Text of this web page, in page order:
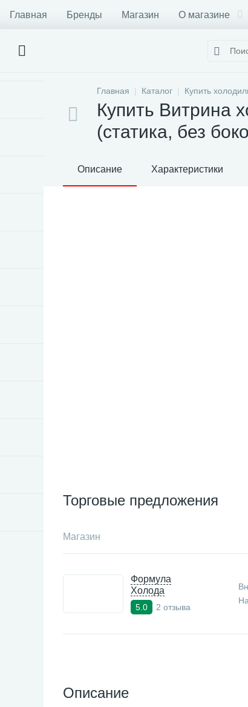
Главная Бренды Магазин О магазине
Главная Каталог Купить
Купить Витрина
(статика, без
Описание Характеристики
Торговые предложения
Магазин
Формула
Холода
5.0 2 отзыва
Описание